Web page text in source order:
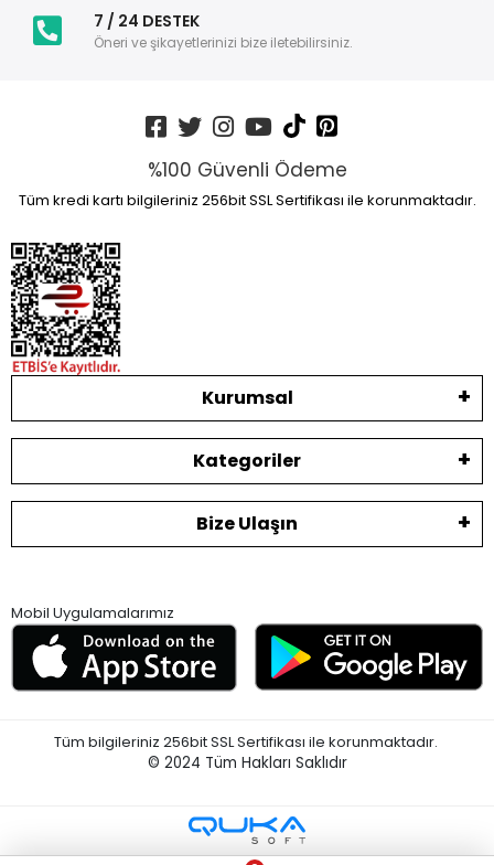
7 / 24 DESTEK
Öneri ve şikayetlerinizi bize iletebilirsiniz.
%100 Güvenli Ödeme
Tüm kredi kartı bilgileriniz 256bit SSL Sertifikası ile korunmaktadır.
Kurumsal
Kategoriler
Bize Ulaşın
Mobil Uygulamalarımız
Tüm bilgileriniz 256bit SSL Sertifikası ile korunmaktadır.
© 2024 Tüm Hakları Saklıdır